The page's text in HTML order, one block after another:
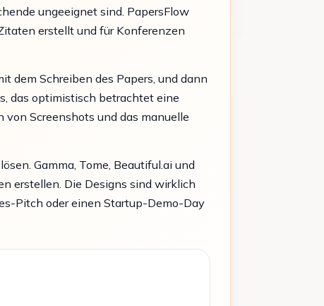
ungeeignet sind. PapersFlow
erstellt und für Konferenzen
dem Schreiben des Papers, und dann
das optimistisch betrachtet eine
Screenshots und das manuelle
Gamma, Tome, Beautiful.ai und
erstellen. Die Designs sind wirklich
Pitch oder einen Startup-Demo-Day